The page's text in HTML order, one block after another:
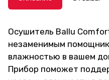
Осушитель Ballu
незаменимым
влажностью в вашем
Прибор поможет